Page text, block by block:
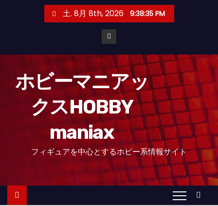
土. 8月 8th, 2026 9:38:37 PM
ホビーマニアッ
クスHOBBY
maniax
フィギュアを中心とするホビー系情報サイト